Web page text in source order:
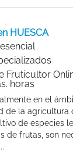
HUESCA
Fruticultor
horas
en el
de la agricultura
de especies
de frutas, son